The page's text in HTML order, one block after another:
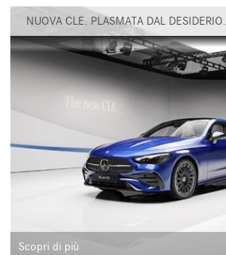
NUOVA CLE. PLASMATA DAL DESIDERIO.
Scopri di più